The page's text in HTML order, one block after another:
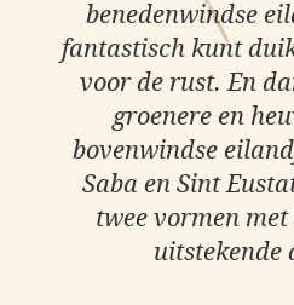
benedenwindse
fantastisch kunt
voor de rust. En
groenere en
bovenwindse
Saba en Sint
twee vormen
uitstekende